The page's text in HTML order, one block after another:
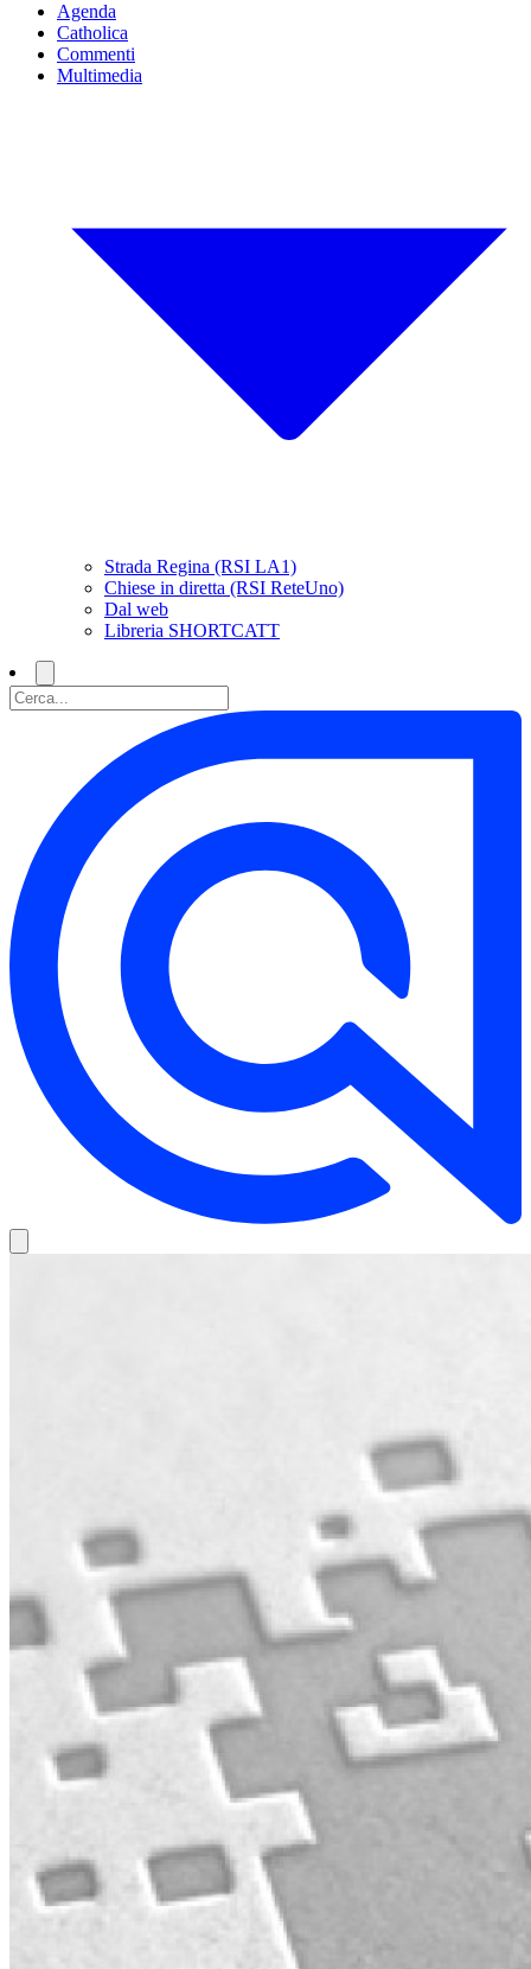
Agenda
Catholica
Commenti
Multimedia
Strada Regina (RSI LA1)
Chiese in diretta (RSI ReteUno)
Dal web
Libreria SHORTCATT